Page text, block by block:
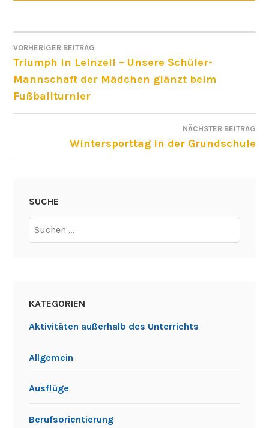
BEITRAGSNAVIGATION
VORHERIGER BEITRAG
Triumph in Leinzell – Unsere Schüler-
Mannschaft der Mädchen glänzt beim
Fußballturnier
NÄCHSTER BEITRAG
Wintersporttag in der Grundschule
SUCHE
nach:
KATEGORIEN
Aktivitäten außerhalb des Unterrichts
Allgemein
Ausflüge
Berufsorientierung